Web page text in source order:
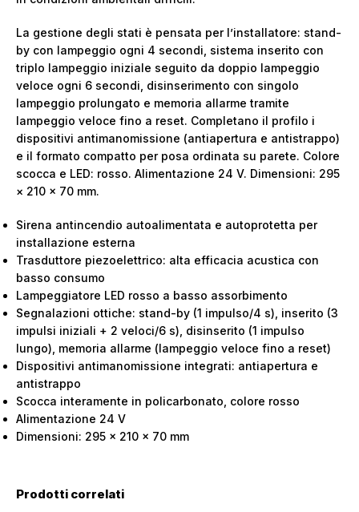
La gestione degli stati è pensata per l’installatore: stand-
by con lampeggio ogni 4 secondi, sistema inserito con
triplo lampeggio iniziale seguito da doppio lampeggio
veloce ogni 6 secondi, disinserimento con singolo
lampeggio prolungato e memoria allarme tramite
lampeggio veloce fino a reset. Completano il profilo i
dispositivi antimanomissione (antiapertura e antistrappo)
e il formato compatto per posa ordinata su parete. Colore
scocca e LED: rosso. Alimentazione 24 V. Dimensioni: 295
× 210 × 70 mm.
Sirena antincendio autoalimentata e autoprotetta per
installazione esterna
Trasduttore piezoelettrico: alta efficacia acustica con
basso consumo
Lampeggiatore LED rosso a basso assorbimento
Segnalazioni ottiche: stand-by (1 impulso/4 s), inserito (3
impulsi iniziali + 2 veloci/6 s), disinserito (1 impulso
lungo), memoria allarme (lampeggio veloce fino a reset)
Dispositivi antimanomissione integrati: antiapertura e
antistrappo
Scocca interamente in policarbonato, colore rosso
Alimentazione 24 V
Dimensioni: 295 × 210 × 70 mm
Prodotti correlati